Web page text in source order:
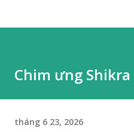
Chim ưng Shikra
tháng 6 23, 2026